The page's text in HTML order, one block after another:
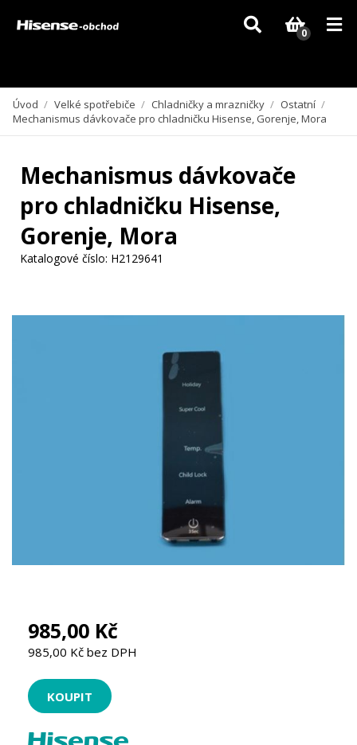
Vzhledem k aktuální situaci se může dodání dílů, které nejsou skladem,
zpozdit. Děkujeme za pochopení.
0
Úvod / Velké spotřebiče / Chladničky a mrazničky / Ostatní /
Mechanismus dávkovače pro chladničku Hisense, Gorenje, Mora
Mechanismus dávkovače
pro chladničku Hisense,
Gorenje, Mora
Katalogové číslo: H2129641
985,00 Kč
985,00 Kč bez DPH